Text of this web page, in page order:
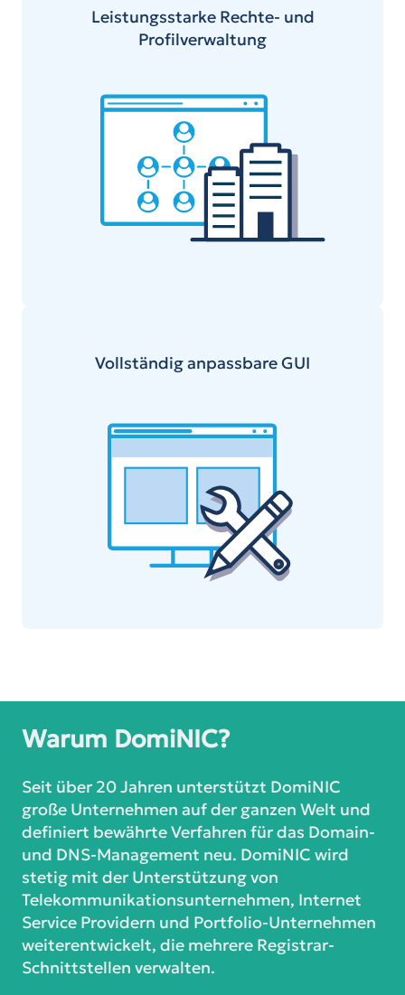
Leistungsstarke Rechte- und
Profilverwaltung
Vollständig anpassbare GUI
Warum DomiNIC?
Seit über 20 Jahren unterstützt DomiNIC
große Unternehmen auf der ganzen Welt und
definiert bewährte Verfahren für das Domain-
und DNS-Management neu. DomiNIC wird
stetig mit der Unterstützung von
Telekommunikationsunternehmen, Internet
Service Providern und Portfolio-Unternehmen
weiterentwickelt, die mehrere Registrar-
Schnittstellen verwalten.